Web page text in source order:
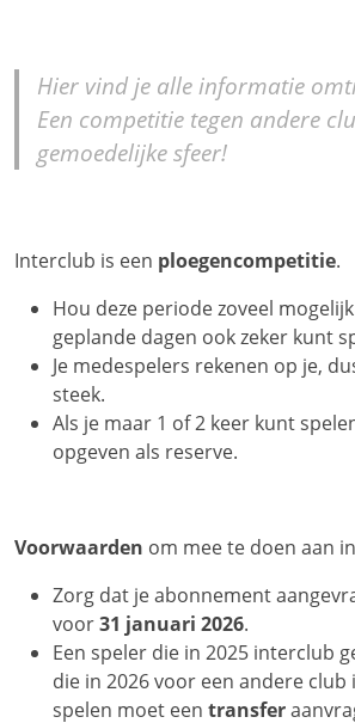
Hier vind je alle informatie
Een competitie tegen andere
gemoedelijke sfeer!
Interclub is een ploegencompetitie.
Hou deze periode zoveel
geplande dagen ook zeker kunt
Je medespelers rekenen op je,
steek.
Als je maar 1 of 2 keer kunt
opgeven als reserve.
Voorwaarden om mee te doen aan
Zorg dat je abonnement
voor31 januari 2026.
Een speler die in 2025 interclub
die in 2026 voor een andere
spelen moet een transfer